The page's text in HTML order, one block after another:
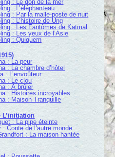
: Le don de la mer
: L’éléphanteau
: Par la malle-poste de nuit
: L’histoire de Ung
: Les Fantômes de Katmal
: Les yeux de l’Asie
: Quiquern
: La peur
: La chambre d’hôtel
: L’envoûteur
: Le clou
: À brûler
: Histoires incroyables
: Maison Tranquille
L’initiation
: La pipe éteinte
Conte de l’autre monde
: La maison hantée